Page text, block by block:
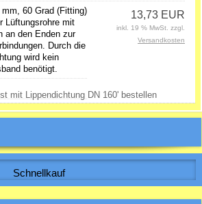
60 Grad (Fitting)
Lüftungsrohre mit
an den Enden zur
Durch die
wird kein
benötigt.
13,73 EUR
inkl. 19 % MwSt. zzgl.
Versandkosten
Schnellkauf